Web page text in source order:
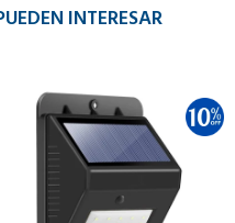
INTERESAR